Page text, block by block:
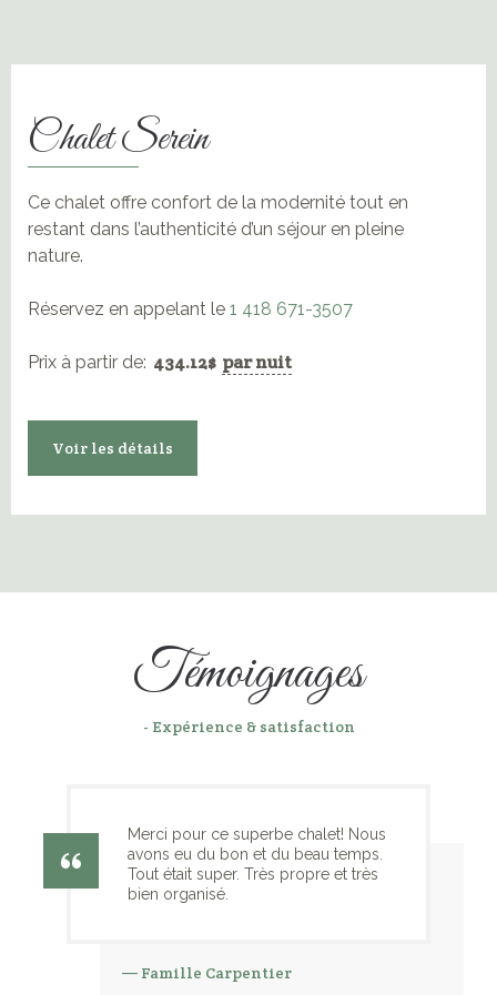
Chalet Serein
Ce chalet offre confort de la modernité tout en
restant dans l’authenticité d’un séjour en pleine
nature.
Réservez en appelant le 1 418 671-3507
Prix à partir de: 434.12$ par nuit
Voir les détails
Témoignages
- Expérience & satisfaction
Merci pour ce superbe chalet! Nous
avons eu du bon et du beau temps.
Tout était super. Très propre et très
bien organisé.
— Famille Carpentier